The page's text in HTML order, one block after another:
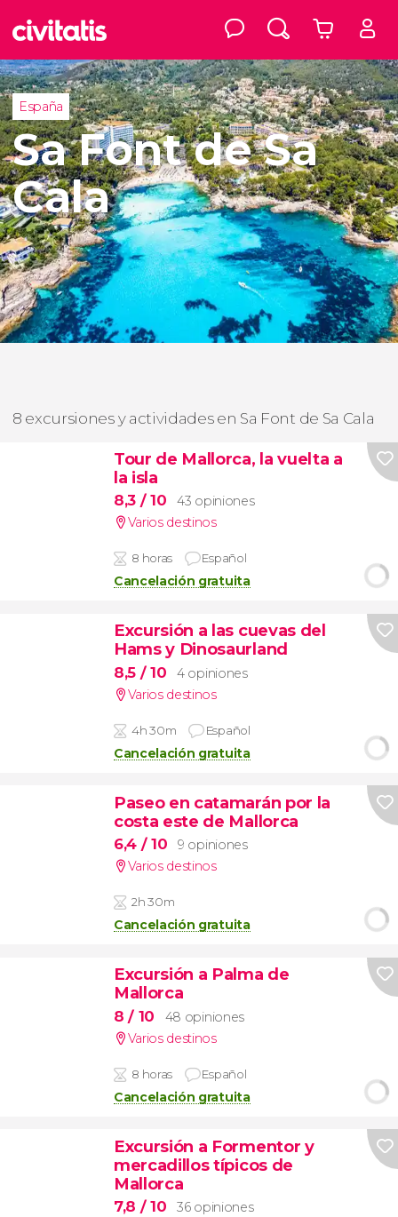
España
Sa Font de Sa
Cala
8 excursiones y actividades en Sa Font de Sa Cala
Tour de Mallorca, la vuelta a
la isla
8,3 / 10
43 opiniones
Varios destinos
8 horas Español
Cancelación gratuita
Excursión a las cuevas del
Hams y Dinosaurland
8,5 / 10
4 opiniones
Varios destinos
4h 30m Español
Cancelación gratuita
Paseo en catamarán por la
costa este de Mallorca
6,4 / 10
9 opiniones
Varios destinos
2h 30m
Cancelación gratuita
Excursión a Palma de
Mallorca
8/ 10
48 opiniones
Varios destinos
8 horas Español
Cancelación gratuita
Excursión a Formentor y
mercadillos típicos de
Mallorca
7,8 / 10
36 opiniones